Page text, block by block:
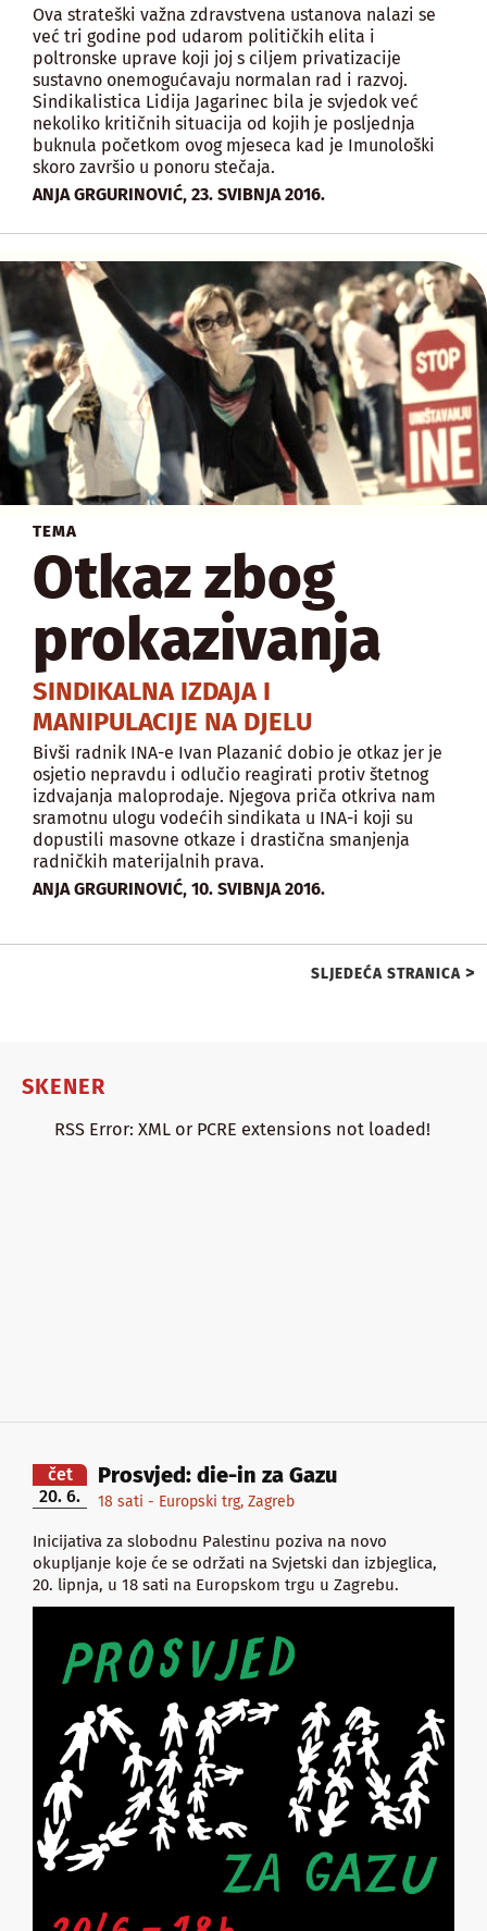
Ova strateški važna zdravstvena ustanova nalazi se
već tri godine pod udarom političkih elita i
poltronske uprave koji joj s ciljem privatizacije
sustavno onemogućavaju normalan rad i razvoj.
Sindikalistica Lidija Jagarinec bila je svjedok već
nekoliko kritičnih situacija od kojih je posljednja
buknula početkom ovog mjeseca kad je Imunološki
skoro završio u ponoru stečaja.
ANJA GRGURINOVIĆ, 23. SVIBNJA 2016.
TEMA
Otkaz zbog
prokazivanja
SINDIKALNA IZDAJA I
MANIPULACIJE NA DJELU
Bivši radnik INA-e Ivan Plazanić dobio je otkaz jer je
osjetio nepravdu i odlučio reagirati protiv štetnog
izdvajanja maloprodaje. Njegova priča otkriva nam
sramotnu ulogu vodećih sindikata u INA-i koji su
dopustili masovne otkaze i drastična smanjenja
radničkih materijalnih prava.
ANJA GRGURINOVIĆ, 10. SVIBNJA 2016.
SLJEDEĆA STRANICA >
SKENER
RSS Error: XML or PCRE extensions not loaded!
čet
20. 6.
Prosvjed: die-in za Gazu
18 sati - Europski trg, Zagreb
Inicijativa za slobodnu Palestinu poziva na novo
okupljanje koje će se održati na Svjetski dan izbjeglica,
20. lipnja, u 18 sati na Europskom trgu u Zagrebu.